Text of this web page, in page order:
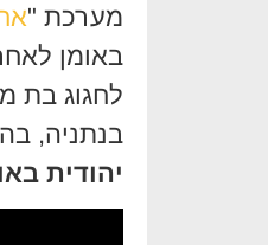
מערכת "
באומן
בנתניה,
יהודית